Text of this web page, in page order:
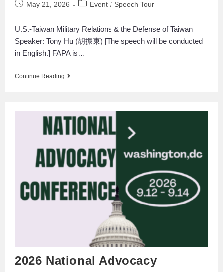
May 21, 2026 Event / Speech Tour
U.S.-Taiwan Military Relations & the Defense of Taiwan
Speaker: Tony Hu (胡振東) [The speech will be conducted
in English.] FAPA is…
Continue Reading
2026 National Advocacy